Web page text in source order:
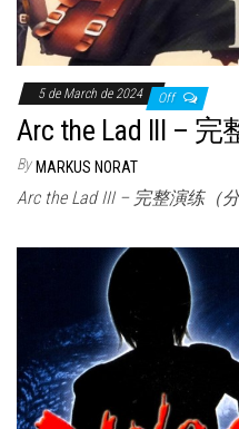
5 de March de 2024 Off
Arc the Lad III –
By MARKUS NORAT
Arc the Lad III – 完整演练（